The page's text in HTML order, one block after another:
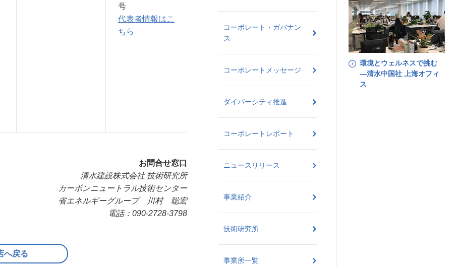
号
代表者情報はこ
ちら
お問合せ窓口
清水建設株式会社 技術研究所
カーボンニュートラル技術センター
省エネルギーグループ 川村 聡宏
電話：090-2728-3798
へ戻る
コーポレート・ガバナン
ス
コーポレートメッセージ
ダイバーシティ推進
コーポレートレポート
ニュースリリース
事業紹介
技術研究所
事業所一覧
環境とウェルネスで挑む
―清水中国社 上海オフィ
ス